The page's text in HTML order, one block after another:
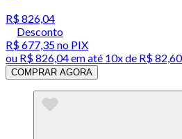
R$ 826,04
Desconto
R$ 677,35no PIX
ou R$ 826,04em até 10x de R$
COMPRAR AGORA